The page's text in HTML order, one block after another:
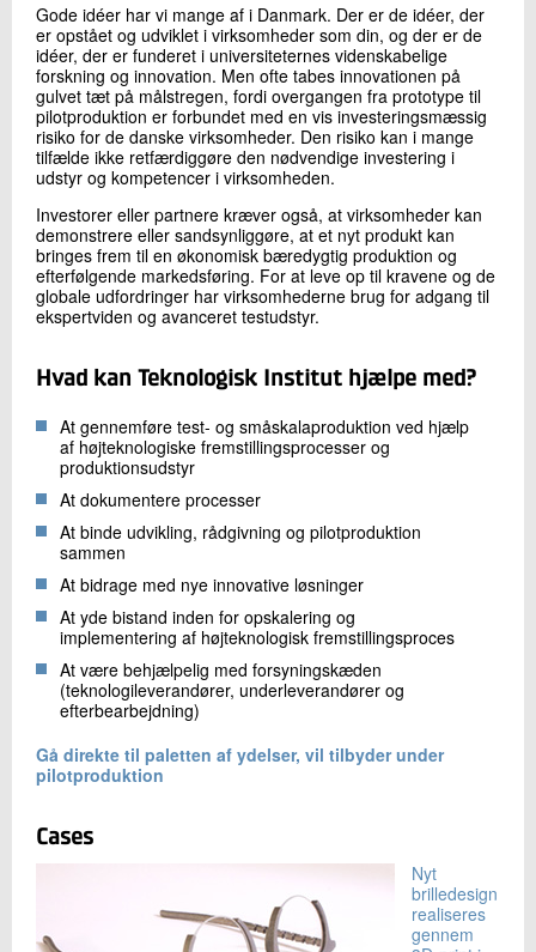
Send
Gode idéer har vi mange af i Danmark. Der er de idéer, der
er opstået og ud­viklet i virksomheder som din, og der er de
idéer, der er funderet i universi­teternes videnskabelige
forskning og innovation. Men ofte tabes innova­tionen på
gulvet tæt på målstregen, fordi overgangen fra prototype til
pilotproduktion er forbundet med en vis investeringsmæssig
risiko for de danske virksomheder. Den risiko kan i mange
tilfælde ikke retfærdiggøre den nødvendige investering i
udstyr og kompetencer i virksomheden.
Investorer eller partnere kræver også, at virksomheder kan
demonstrere eller sandsynliggøre, at et nyt produkt kan
bringes frem til en økonomisk bæredygtig produktion og
efterføl­gende markedsføring. For at leve op til kravene og de
globale udfordringer har virksomhederne brug for adgang til
ekspertviden og avanceret testudstyr.
Hvad kan Teknologisk Institut hjælpe med?
At gennemføre test- og småskalaproduktion ved hjælp
af højteknologiske fremstillingsprocesser og
produktionsudstyr
At dokumentere processer
At binde udvikling, rådgivning og pilotproduktion
sammen
At bidrage med nye innovative løsninger
At yde bistand inden for opskalering og
implementering af højteknologisk fremstillingsproces
At være behjælpelig med forsyningskæden
(teknologileverandører, underleverandører og
efterbearbejdning)
Gå direkte til paletten af ydelser, vil tilbyder under
pilotproduktion
Cases
Nyt
brilledesign
realiseres
gennem